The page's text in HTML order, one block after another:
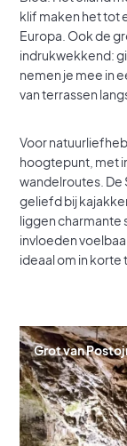
klif maken het tot
Europa. Ook de
indrukwekkend:
nemen je mee in
van terrassen
Voor
hoogtepunt, met
wandelroutes. De
geliefd bij
liggen charmante
invloeden
ideaal om in korte
Grot van